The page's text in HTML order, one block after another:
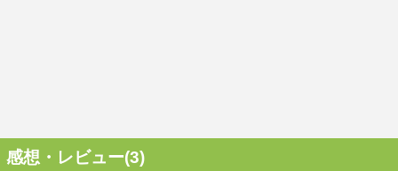
感想・レビュー(3)